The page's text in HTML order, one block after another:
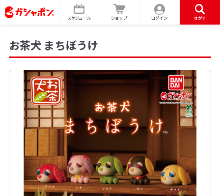
スケジュール ショップ ログイン さがす
お茶犬 まちぼうけ